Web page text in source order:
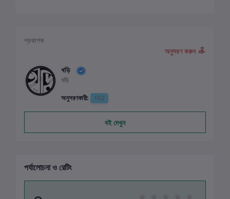
প্রকাশক
অনুসরণ করুন
খড়ি
খড়ি
অনুসরণকারী:
102
বই দেখুন
পর্যালোচনা ও রেটিং